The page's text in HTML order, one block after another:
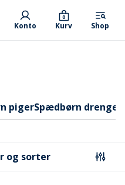
Konto Kurv
0
Shop
pigerSpædbørn drenge
og sorter